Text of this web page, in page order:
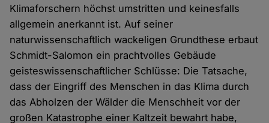
Klimaforschern höchst umstritten und keinesfalls
allgemein anerkannt ist. Auf seiner
naturwissenschaftlich wackeligen Grundthese erbaut
Schmidt-Salomon ein prachtvolles Gebäude
geisteswissenschaftlicher Schlüsse: Die Tatsache,
dass der Eingriff des Menschen in das Klima durch
das Abholzen der Wälder die Menschheit vor der
großen Katastrophe einer Kaltzeit bewahrt habe,